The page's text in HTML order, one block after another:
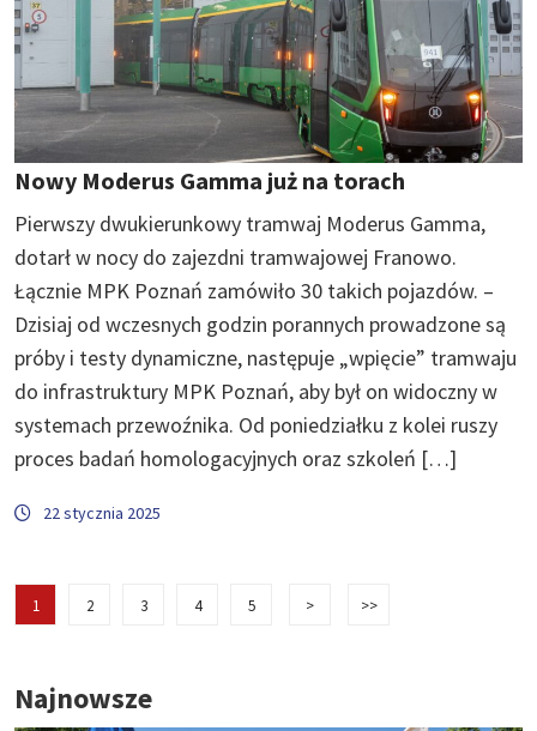
Nowy Moderus Gamma już na torach
Pierwszy dwukierunkowy tramwaj Moderus Gamma,
dotarł w nocy do zajezdni tramwajowej Franowo.
Łącznie MPK Poznań zamówiło 30 takich pojazdów. –
Dzisiaj od wczesnych godzin porannych prowadzone są
próby i testy dynamiczne, następuje „wpięcie” tramwaju
do infrastruktury MPK Poznań, aby był on widoczny w
systemach przewoźnika. Od poniedziałku z kolei ruszy
proces badań homologacyjnych oraz szkoleń […]
22 stycznia 2025
1 2 3 4 5 > >>
Najnowsze